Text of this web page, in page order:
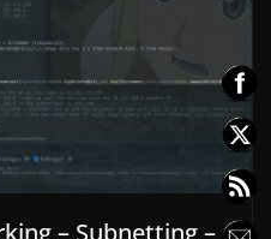
– Subnetting –